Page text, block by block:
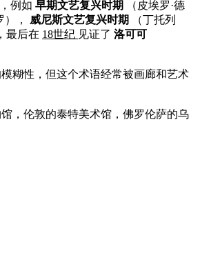
例如 早期文艺复兴时期
（皮埃罗·德
）， 威尼斯文艺复兴时期
（丁托列
最后在 18世纪 见证了 洛可可
糊性，但这个术语经常被画廊和艺术
，伦敦的泰特美术馆，佛罗伦萨的乌